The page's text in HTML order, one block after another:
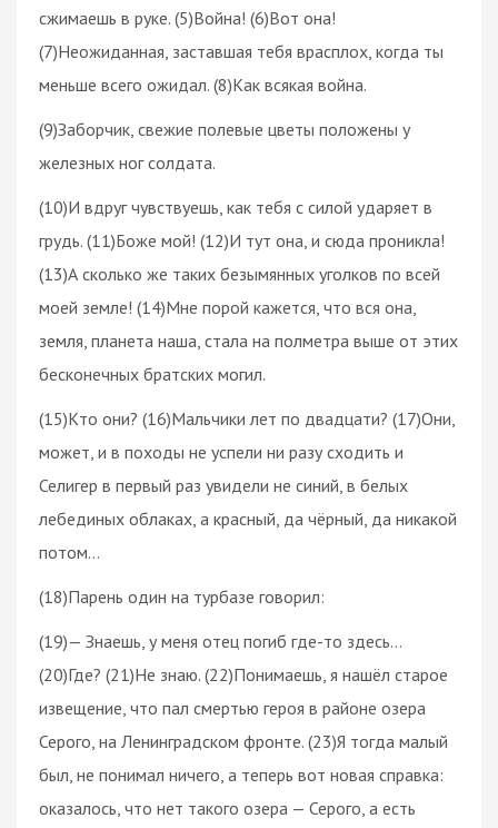
сжимаешь в руке. (5)Война! (6)Вот она!
(7)Неожиданная, заставшая тебя врасплох, когда ты
меньше всего ожидал. (8)Как всякая война.
(9)Заборчик, свежие полевые цветы положены у
железных ног солдата.
(10)И вдруг чувствуешь, как тебя с силой ударяет в
грудь. (11)Боже мой! (12)И тут она, и сюда проникла!
(13)А сколько же таких безымянных уголков по всей
моей земле! (14)Мне порой кажется, что вся она,
земля, планета наша, стала на полметра выше от этих
бесконечных братских могил.
(15)Кто они? (16)Мальчики лет по двадцати? (17)Они,
может, и в походы не успели ни разу сходить и
Селигер в первый раз увидели не синий, в белых
лебединых облаках, а красный, да чёрный, да никакой
потом…
(18)Парень один на турбазе говорил:
(19)— Знаешь, у меня отец погиб где-то здесь…
(20)Где? (21)Не знаю. (22)Понимаешь, я нашёл старое
извещение, что пал смертью героя в районе озера
Серого, на Ленинградском фронте. (23)Я тогда малый
был, не понимал ничего, а теперь вот новая справка:
оказалось, что нет такого озера — Серого, а есть